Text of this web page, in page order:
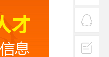
热线
客服